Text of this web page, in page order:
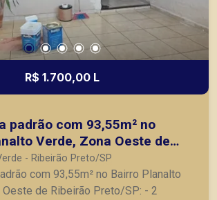
R$ 1.700,00 L
padrão com 93,55m² no
Verde, Zona Oeste de
SP:
- Ribeirão Preto/SP
com 93,55m² no Bairro Planalto
de Ribeirão Preto/SP: - 2